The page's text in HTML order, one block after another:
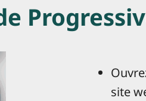
site